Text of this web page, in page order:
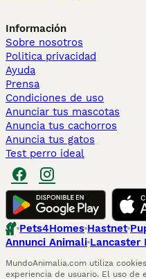
Información
Sobre nosotros
Politica privacidad
Ayuda
Prensa
Condiciones de uso
Anunciar tus mascotas
Anuncia tus cachorros
Anuncia tus gatos
Test perro ideal
Pets4Homes Hastnet
Annunci Animali Lancaster
MundoAnimalia.com utiliza
experiencia de usuario. El uso de